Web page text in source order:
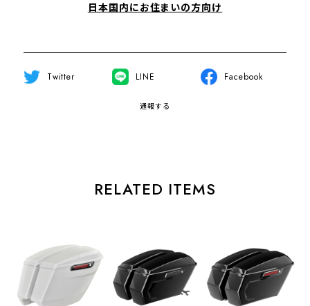
日本国内にお住まいの方向け
Twitter LINE Facebook
通報する
RELATED ITEMS